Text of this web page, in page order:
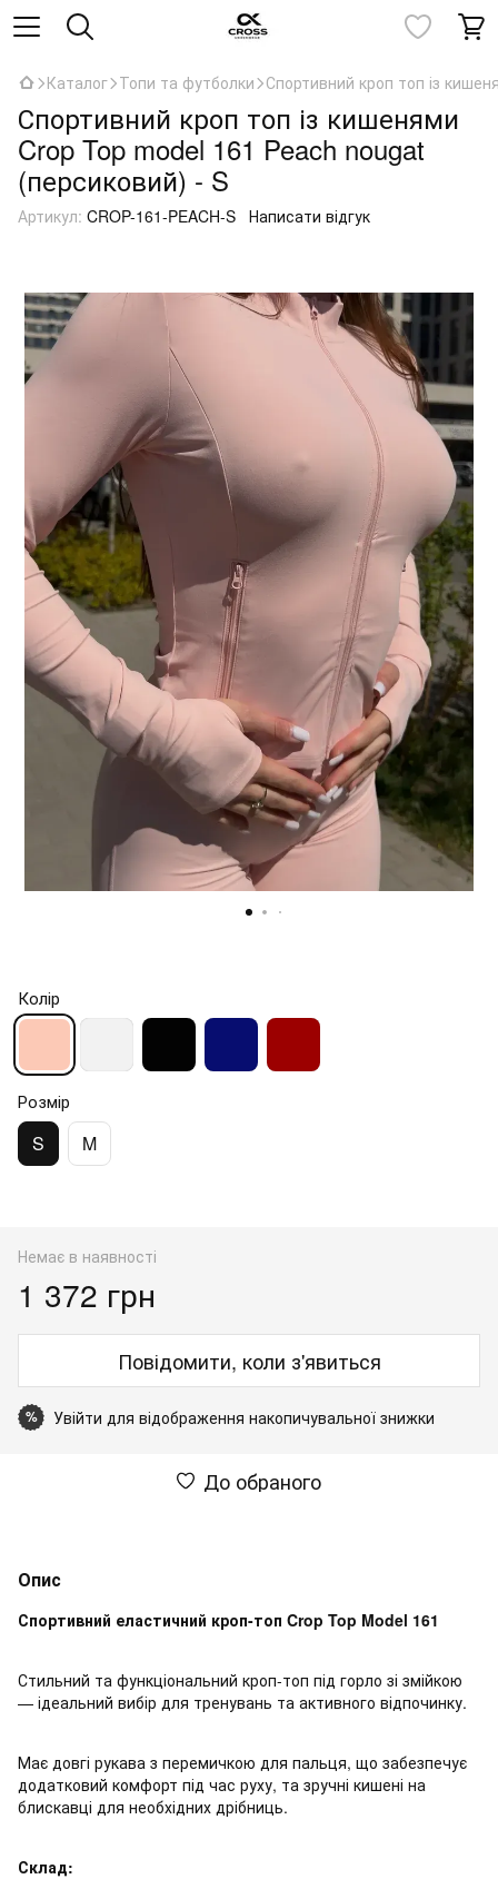
Каталог Топи та футболки Спортивний кроп топ із
Спортивний кроп топ із кишенями
Crop Top model 161 Peach nougat
(персиковий) - S
Артикул: CROP-161-PEACH-S Написати відгук
Колір
Розмір
S M
Немає в наявності
1 372 грн
Повідомити, коли з'явиться
% Увійти для відображення накопичувальної знижки
До обраного
Опис
Спортивний еластичний кроп-топ Crop Top Model 161
Стильний та функціональний кроп-топ під горло зі змійкою
— ідеальний вибір для тренувань та активного відпочинку.
Має довгі рукава з перемичкою для пальця, що забезпечує
додатковий комфорт під час руху, та зручні кишені на
блискавці для необхідних дрібниць.
Склад: